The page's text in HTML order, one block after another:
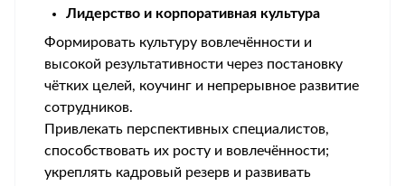
Лидерство и корпоративная культура
Формировать культуру вовлечённости и
высокой результативности через постановку
чётких целей, коучинг и непрерывное развитие
сотрудников.
Привлекать перспективных специалистов,
способствовать их росту и вовлечённости;
укреплять кадровый резерв и развивать